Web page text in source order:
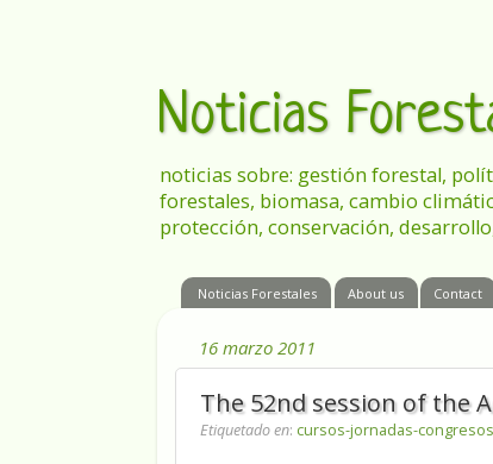
Noticias
noticias sobre: gestión forestal,
forestales, biomasa, cambio
protección, conservación,
Noticias Forestales About us Contact
16 marzo 2011
The 52nd session of the
Etiquetado en: cursos-jornadas-